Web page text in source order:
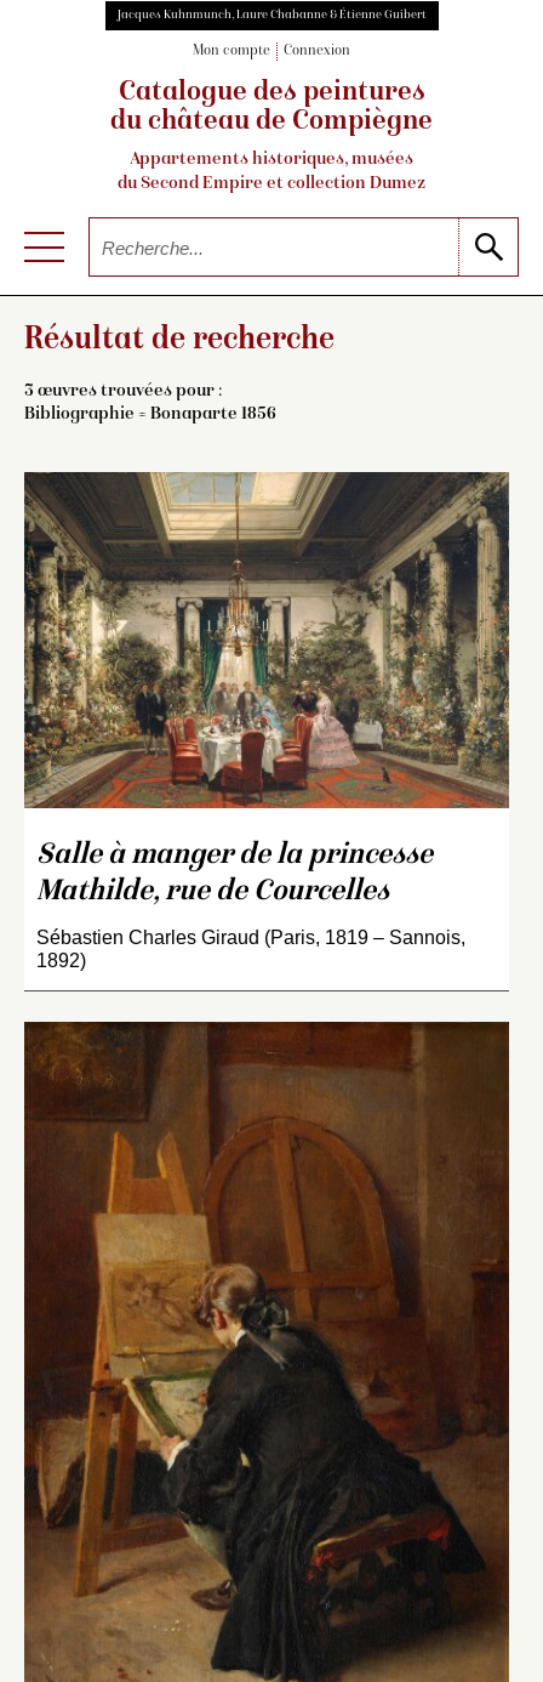
Jacques Kuhnmunch, Laure Chabanne & Étienne Guibert
Mon compte Connexion
Catalogue des peintures
du château de Compiègne
Appartements historiques, musées
du Second Empire et collection Dumez
Résultat de recherche
3 œuvres trouvées pour :
Bibliographie = Bonaparte 1856
Salle à manger de la princesse
Mathilde, rue de Courcelles
Sébastien Charles Giraud (Paris, 1819 – Sannois,
1892)